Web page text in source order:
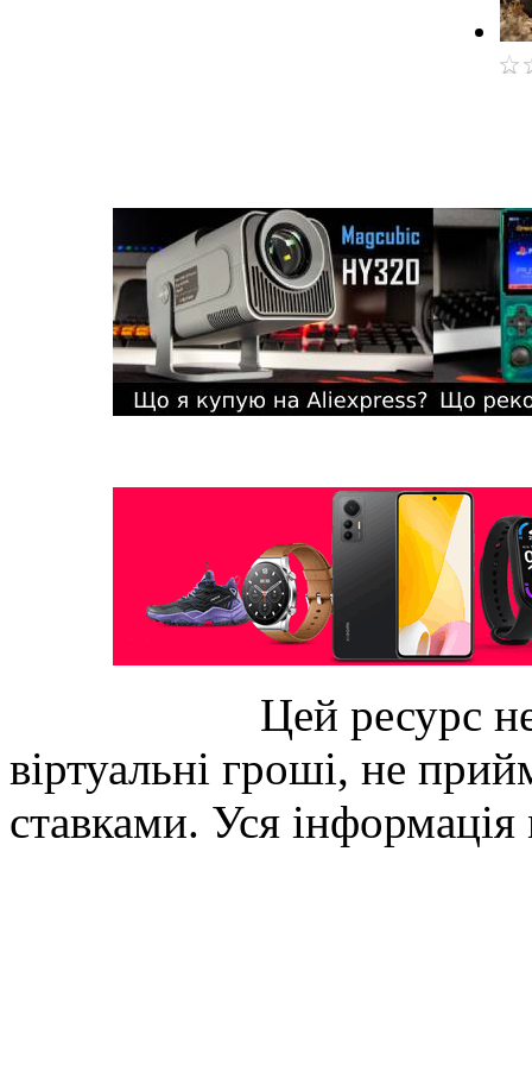
Цей ресурс
віртуальні гроші, не
ставками. Уся